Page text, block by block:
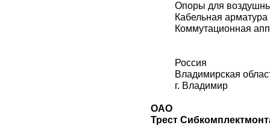
Опоры для
Кабельная арматура
Коммутационная
Россия
Владимирская
г. Владимир
ОАО
Трест